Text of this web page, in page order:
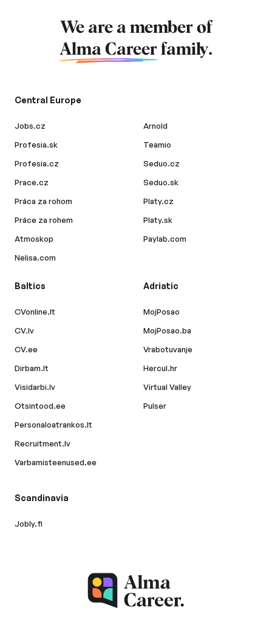
We are a member of
Alma Career family.
Central Europe
Jobs.cz
Profesia.sk
Profesia.cz
Prace.cz
Práca za rohom
Práce za rohem
Atmoskop
Nelisa.com
Arnold
Teamio
Seduo.cz
Seduo.sk
Platy.cz
Platy.sk
Paylab.com
Baltics
CVonline.lt
CV.lv
CV.ee
Dirbam.lt
Visidarbi.lv
Otsintood.ee
Personaloatrankos.lt
Recruitment.lv
Varbamisteenused.ee
Adriatic
MojPosao
MojPosao.ba
Vrabotuvanje
Hercul.hr
Virtual Valley
Pulser
Scandinavia
Jobly.fi